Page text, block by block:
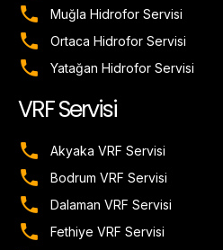
Muğla Hidrofor Servisi
Ortaca Hidrofor Servisi
Yatağan Hidrofor Servisi
VRF Servisi
Akyaka VRF Servisi
Bodrum VRF Servisi
Dalaman VRF Servisi
Fethiye VRF Servisi